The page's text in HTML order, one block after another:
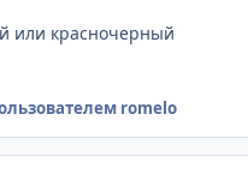
или красночерный
romelo